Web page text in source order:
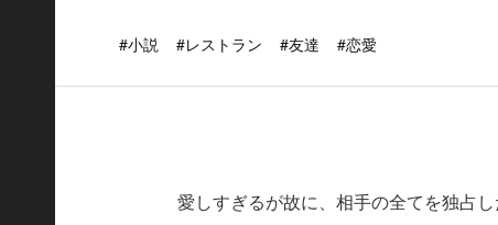
#小説 #レストラン #友達 #恋愛
愛しすぎるが故に、相手の全てを独占し